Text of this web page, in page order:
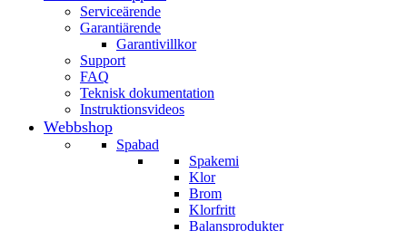
Serviceärende
Garantiärende
Garantivillkor
Support
FAQ
Teknisk dokumentation
Instruktionsvideos
Webbshop
Spabad
Spakemi
Klor
Brom
Klorfritt
Balansprodukter